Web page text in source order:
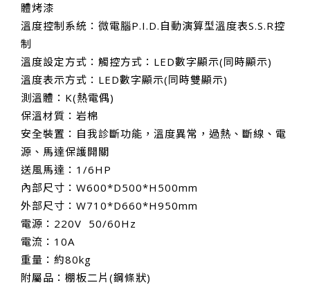
體烤漆
溫度控制系統：微電腦P.I.D.自動演算型溫度表S.S.R控
制
溫度設定方式：觸控方式：LED數字顯示(同時顯示)
溫度表示方式：LED數字顯示(同時雙顯示)
測溫體：K(熱電偶)
保溫材質：岩棉
安全裝置：自我診斷功能，溫度異常，過熱、斷線、電
源、馬達保護開關
送風馬達：1/6HP
內部尺寸：W600*D500*H500mm
外部尺寸：W710*D660*H950mm
電源：220V 50/60Hz
電流：10A
重量：約80kg
附屬品：棚板二片(鋼條狀)